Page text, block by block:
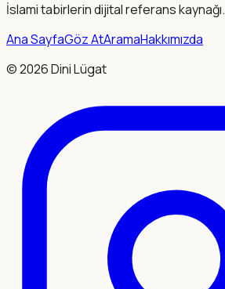
İslami tabirlerin dijital referans kaynağı.
Ana SayfaGöz AtAramaHakkımızda
©2026Dini Lügat